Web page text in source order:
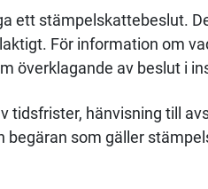
ett stämpelskattebeslut.
För information om
överklagande av beslut i
tidsfrister, hänvisning till
begäran som gäller